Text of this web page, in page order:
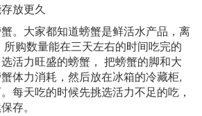
放更久
。大家都知道螃蟹是鲜活水产品，离
购数量能在三天左右的时间吃完的
活力旺盛的螃蟹， 把螃蟹的脚和大
体力消耗，然后放在冰箱的冷藏柜,
每天吃的时候先挑选活力不足的吃，
存。